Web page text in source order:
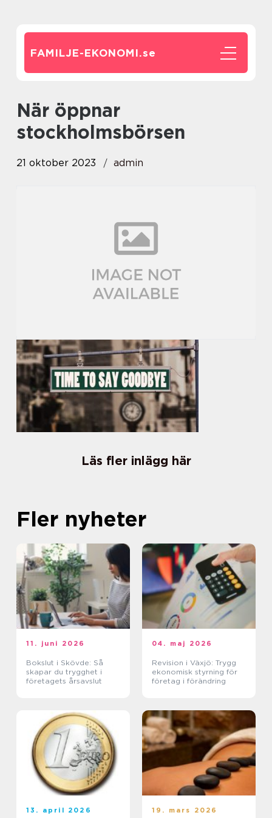
FAMILJE-EKONOMI.se
när öppnar
stockholmsbörsen
21 oktober 2023 admin
Läs fler inlägg här
Fler nyheter
11. juni 2026
Bokslut i Skövde: Så
skapar du trygghet i
företagets årsavslut
04. maj 2026
Revision i Växjö: Trygg
ekonomisk styrning för
företag i förändring
13. april 2026 19. mars 2026